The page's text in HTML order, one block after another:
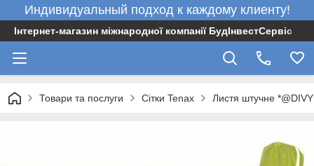
Индивидуальный подход к каждому клиенту!
Інтернет-магазин міжнародної компанії БудІнвестСервіс
Товари та послуги Сітки Tenax Листя штучне